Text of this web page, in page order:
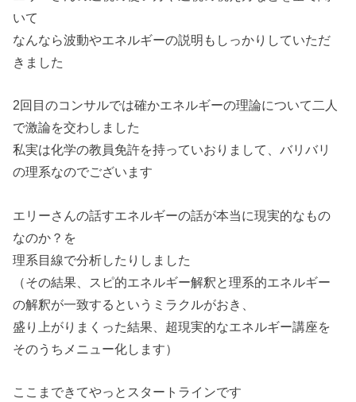
いて
なんなら波動やエネルギーの説明もしっかりしていただ
きました
2回目のコンサルでは確かエネルギーの理論について二人
で激論を交わしました
私実は化学の教員免許を持っていおりまして、バリバリ
の理系なのでございます
エリーさんの話すエネルギーの話が本当に現実的なもの
なのか？を
理系目線で分析したりしました
（その結果、スピ的エネルギー解釈と理系的エネルギー
の解釈が一致するというミラクルがおき、
盛り上がりまくった結果、超現実的なエネルギー講座を
そのうちメニュー化します）
ここまできてやっとスタートラインです